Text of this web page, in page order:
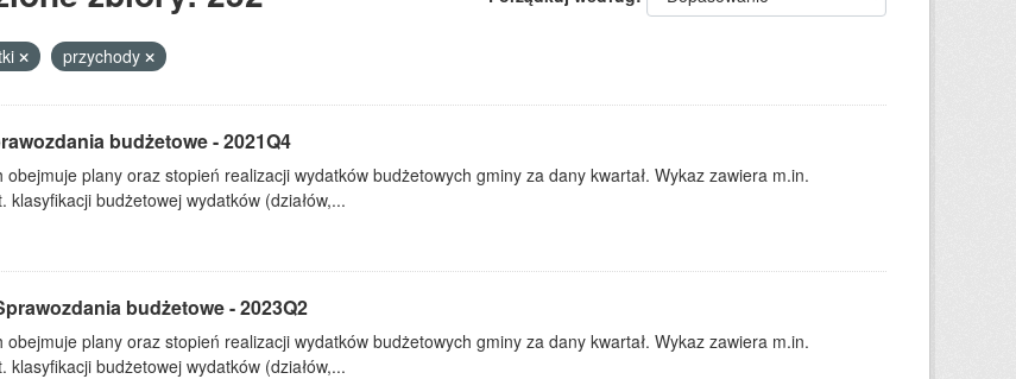
przychody
budżetowe - 2021Q4
obejmuje plany oraz stopień realizacji wydatków budżetowych gminy za dany kwartał. Wykaz zawiera m.in.
klasyfikacji budżetowej wydatków (działów,...
budżetowe - 2023Q2
obejmuje plany oraz stopień realizacji wydatków budżetowych gminy za dany kwartał. Wykaz zawiera m.in.
klasyfikacji budżetowej wydatków (działów,...